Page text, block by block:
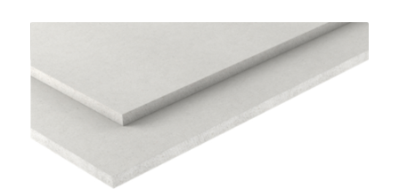
Lastre per Sottofondi a Secco
FERMACELL